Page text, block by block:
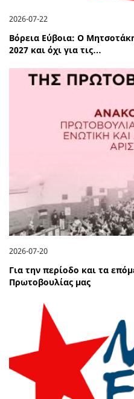
2026-07-22
Βόρεια Εύβοια: Ο
2027 και όχι για τις…
2026-07-20
Για την περίοδο και τα
Πρωτοβουλίας μας